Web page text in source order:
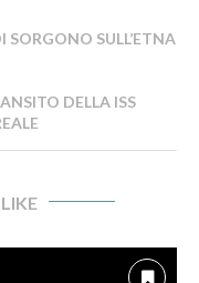
SULL’ETNA
DELLA ISS